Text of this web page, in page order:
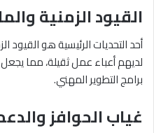
القيود الزمنية
أحد التحديات الرئيسية هو القيود
لديهم أعباء عمل ثقيلة، مما
برامج التطوير المهني.
غياب الحوافز